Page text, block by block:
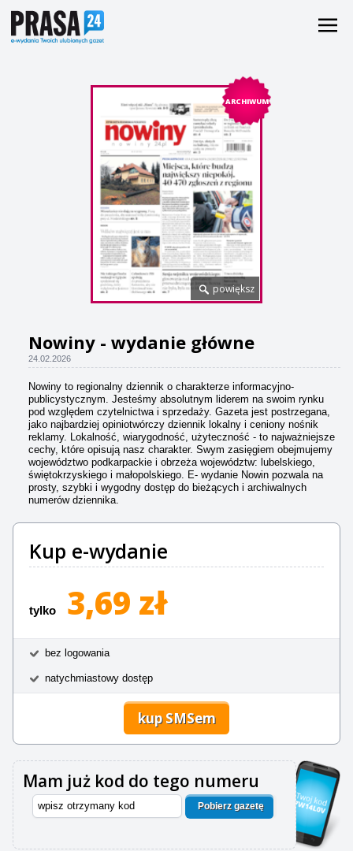
ARCHIWUM
powiększ
Nowiny - wydanie główne
24.02.2026
Nowiny to regionalny dziennik o charakterze informacyjno-
publicystycznym. Jesteśmy absolutnym liderem na swoim rynku
pod względem czytelnictwa i sprzedaży. Gazeta jest postrzegana,
jako najbardziej opiniotwórczy dziennik lokalny i ceniony nośnik
reklamy. Lokalność, wiarygodność, użyteczność - to najważniejsze
cechy, które opisują nasz charakter. Swym zasięgiem obejmujemy
województwo podkarpackie i obrzeża województw: lubelskiego,
świętokrzyskiego i małopolskiego. E- wydanie Nowin pozwala na
prosty, szybki i wygodny dostęp do bieżących i archiwalnych
numerów dziennika.
Kup e-wydanie
tylko 3,69 zł
bez logowania
natychmiastowy dostęp
kup SMSem
Mam już kod do tego numeru
Pobierz gazetę